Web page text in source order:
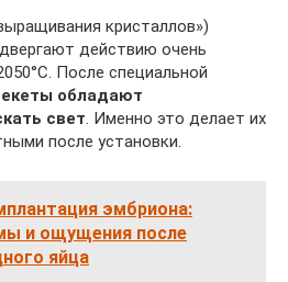
кристаллов»)
действию очень
После специальной
обладают
свет. Именно это делает их
после установки.
эмбриона:
и ощущения после
яйца